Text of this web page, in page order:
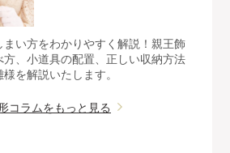
い方をわかりやすく解説！親王飾
方、小道具の配置、正しい収納方法
を解説いたします。
コラムをもっと見る